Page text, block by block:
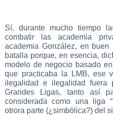
Sí, durante mucho tiempo
combatir las academia
academia González, en
batalla porque, en esencia,
modelo de negocio basado
que practicaba la LMB, ese
ilegalidad e ilegalidad fuera
Grandes Ligas, tanto así
considerada como una liga
otrora parte (¿simbólica?) del